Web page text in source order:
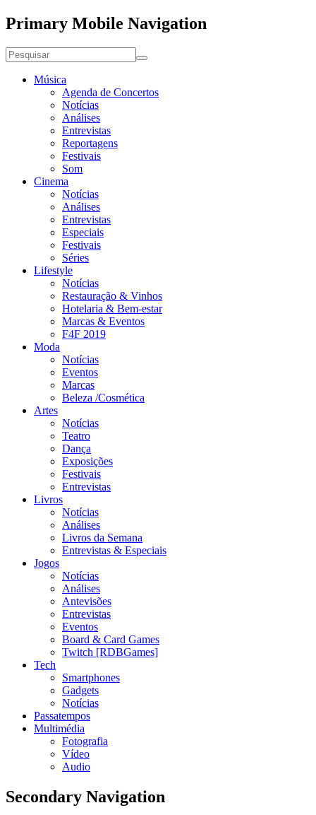
Primary Mobile Navigation
Música
Agenda de Concertos
Notícias
Análises
Entrevistas
Reportagens
Festivais
Som
Cinema
Notícias
Análises
Entrevistas
Especiais
Festivais
Séries
Lifestyle
Notícias
Restauração & Vinhos
Hotelaria & Bem-estar
Marcas & Eventos
F4F 2019
Moda
Notícias
Eventos
Marcas
Beleza /Cosmética
Artes
Notícias
Teatro
Dança
Exposições
Festivais
Entrevistas
Livros
Notícias
Análises
Livros da Semana
Entrevistas & Especiais
Jogos
Notícias
Análises
Antevisões
Entrevistas
Eventos
Board & Card Games
Twitch [RDBGames]
Tech
Smartphones
Gadgets
Notícias
Passatempos
Multimédia
Fotografia
Vídeo
Audio
Secondary Navigation